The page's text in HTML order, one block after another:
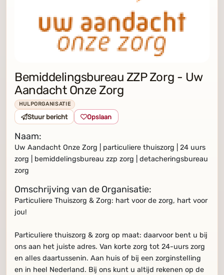
Bemiddelingsbureau ZZP Zorg - Uw
Aandacht Onze Zorg
HULPORGANISATIE
Stuur bericht Opslaan
Naam:
Uw Aandacht Onze Zorg | particuliere thuiszorg | 24 uurs
zorg | bemiddelingsbureau zzp zorg | detacheringsbureau
zorg
Omschrijving van de Organisatie:
Particuliere Thuiszorg & Zorg: hart voor de zorg, hart voor
jou!
Particuliere thuiszorg & zorg op maat: daarvoor bent u bij
ons aan het juiste adres. Van korte zorg tot 24-uurs zorg
en alles daartussenin. Aan huis of bij een zorginstelling
en in heel Nederland. Bij ons kunt u altijd rekenen op de